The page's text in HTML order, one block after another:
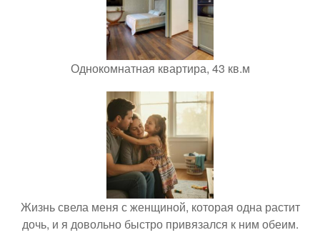
Однокомнатная квартира, 43 кв.м
Жизнь свела меня с женщиной, которая одна растит
дочь, и я довольно быстро привязался к ним обеим.